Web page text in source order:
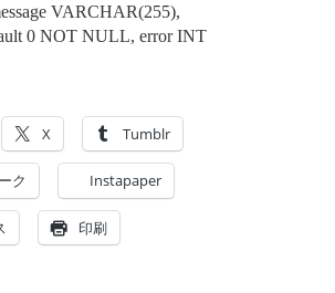
VARCHAR(255),
0 NOT NULL, error INT
X Tumblr
ク Instapaper
印刷